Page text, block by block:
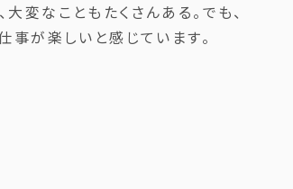
変なこともたくさんある。でも、
事が楽しいと感じています。